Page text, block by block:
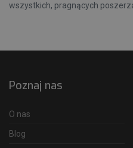
wszystkich, pragnących
Poznaj nas
O nas
Blog